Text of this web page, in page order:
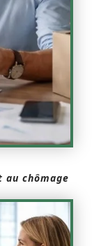
au chômage